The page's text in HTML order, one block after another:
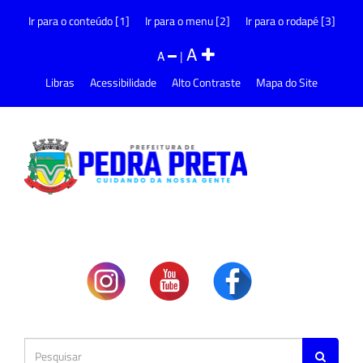
Ir para o conteúdo [1] Ir para o menu [2] Ir para o rodapé [3]
A |A
Libras Acessibilidade Alto Contraste Mapa do Site